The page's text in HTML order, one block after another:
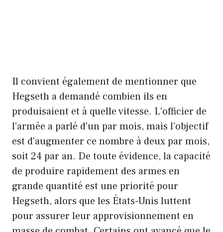
Il convient également de mentionner que
Hegseth a demandé combien ils en
produisaient et à quelle vitesse. L'officier de
l'armée a parlé d'un par mois, mais l'objectif
est d'augmenter ce nombre à deux par mois,
soit 24 par an. De toute évidence, la capacité
de produire rapidement des armes en
grande quantité est une priorité pour
Hegseth, alors que les États-Unis luttent
pour assurer leur approvisionnement en